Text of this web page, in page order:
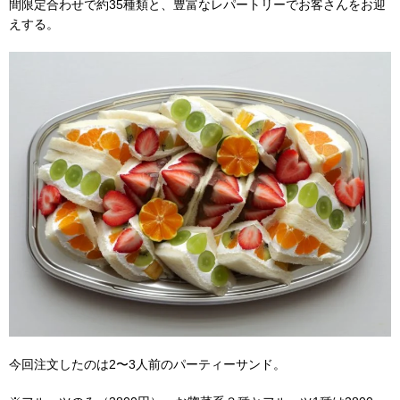
間限定合わせで約35種類と、豊富なレパートリーでお客さんをお迎
えする。
今回注文したのは2〜3人前のパーティーサンド。